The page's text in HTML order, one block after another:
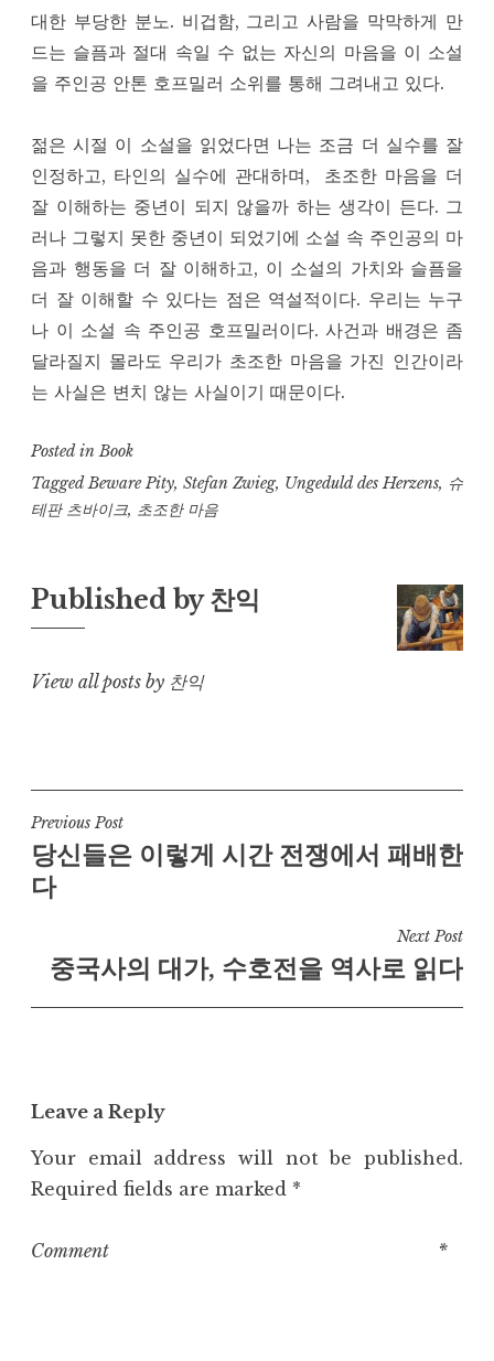
대한 부당한 분노. 비겁함, 그리고 사람을 막막하게 만
드는 슬픔과 절대 속일 수 없는 자신의 마음을 이 소설
을 주인공 안톤 호프밀러 소위를 통해 그려내고 있다.
젊은 시절 이 소설을 읽었다면 나는 조금 더 실수를 잘
인정하고, 타인의 실수에 관대하며,
초조한 마음을 더
잘 이해하는 중년이 되지 않을까 하는 생각이 든다. 그
러나 그렇지 못한 중년이 되었기에 소설 속 주인공의 마
음과 행동을 더 잘 이해하고, 이 소설의 가치와 슬픔을
더 잘 이해할 수 있다는 점은 역설적이다. 우리는 누구
나 이 소설 속 주인공 호프밀러이다. 사건과 배경은 좀
달라질지 몰라도 우리가 초조한 마음을 가진 인간이라
는 사실은 변치 않는 사실이기 때문이다.
Posted inBook
TaggedBeware Pity, Stefan Zwieg, Ungeduld des Herzens, 슈
테판 츠바이크, 초조한 마음
Published by찬익
View all posts by 찬익
Post
navigation
Previous Post
당신들은 이렇게 시간 전쟁에서 패배한
다
Next Post
중국사의 대가, 수호전을 역사로 읽다
Leave a Reply
Your email address will not be published.
Required fields are marked *
Comment *